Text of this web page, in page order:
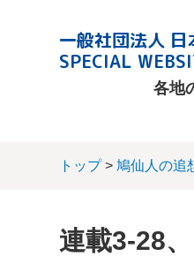
一般社団法人
SPECIAL
各地
トップ>鳩仙人の追
連載3-28